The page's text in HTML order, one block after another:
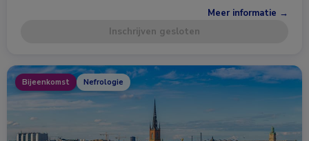
Meer informatie →
Inschrijven gesloten
Bijeenkomst Nefrologie